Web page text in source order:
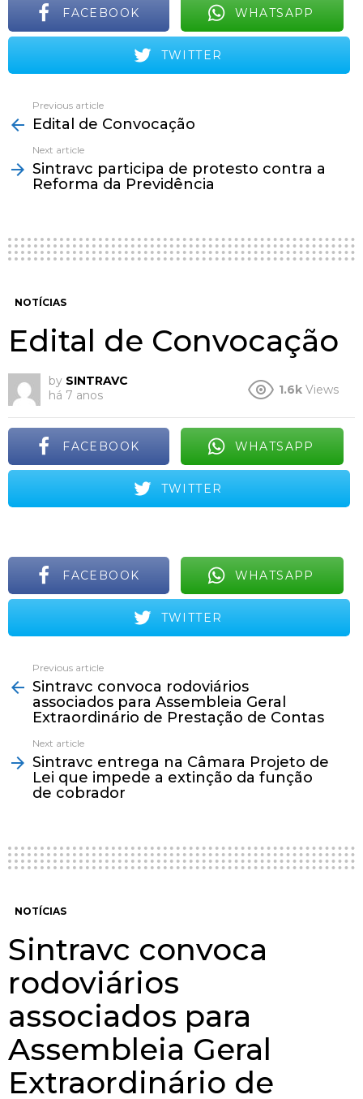
FACEBOOK WHATSAPP
TWITTER
more
Previous article
Edital de Convocação
Next article
Sintravc participa de protesto contra a
Reforma da Previdência
NOTÍCIAS
Edital de Convocação
by SINTRAVC
há 7 anos
1.6k Views
FACEBOOK WHATSAPP
TWITTER
FACEBOOK WHATSAPP
TWITTER
more
Previous article
Sintravc convoca rodoviários
associados para Assembleia Geral
Extraordinário de Prestação de Contas
Next article
Sintravc entrega na Câmara Projeto de
Lei que impede a extinção da função
de cobrador
NOTÍCIAS
Sintravc convoca
rodoviários
associados para
Assembleia Geral
Extraordinário de